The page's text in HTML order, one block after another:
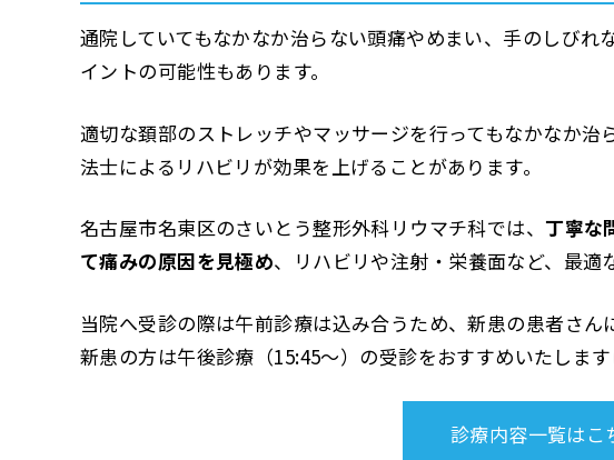
通院していてもなかなか治らない頭痛やめまい、手のしび
イントの可能性もあります。
適切な頚部のストレッチやマッサージを行ってもなかなか
法士によるリハビリが効果を上げることがあります。
名古屋市名東区のさいとう整形外科リウマチ科では、 丁寧な
て痛みの原因を見極め、リハビリや注射・栄養面など、最適
当院へ受診の際は午前診療は込み合うため、新患の患者さん
新患の方は午後診療（15:45～）の受診をおすすめいたしま
診療内容一覧はこ